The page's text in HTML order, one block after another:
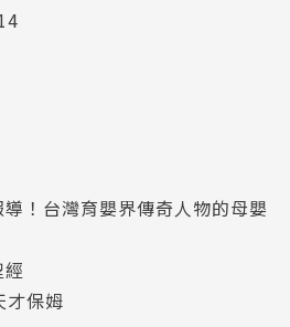
！台灣育嬰界傳奇人物的母嬰
保姆